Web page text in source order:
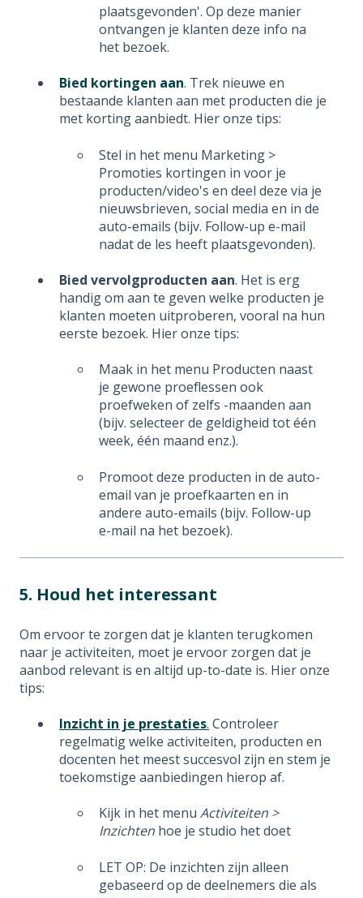
plaatsgevonden'. Op deze manier
ontvangen je klanten deze info na
het bezoek.
Bied kortingen aan. Trek nieuwe en
bestaande klanten aan met producten die je
met korting aanbiedt. Hier onze tips:
Stel in het menu Marketing >
Promoties kortingen in voor je
producten/video's en deel deze via je
nieuwsbrieven, social media en in de
auto-emails (bijv. Follow-up e-mail
nadat de les heeft plaatsgevonden).
Bied vervolgproducten aan. Het is erg
handig om aan te geven welke producten je
klanten moeten uitproberen, vooral na hun
eerste bezoek. Hier onze tips:
Maak in het menu Producten naast
je gewone proeflessen ook
proefweken of zelfs -maanden aan
(bijv. selecteer de geldigheid tot één
week, één maand enz.).
Promoot deze producten in de auto-
email van je proefkaarten en in
andere auto-emails (bijv. Follow-up
e-mail na het bezoek).
5. Houd het interessant
Om ervoor te zorgen dat je klanten terugkomen
naar je activiteiten, moet je ervoor zorgen dat je
aanbod relevant is en altijd up-to-date is. Hier onze
tips:
Inzicht in je prestaties. Controleer
regelmatig welke activiteiten, producten en
docenten het meest succesvol zijn en stem je
toekomstige aanbiedingen hierop af.
Kijk in het menu Activiteiten >
Inzichten hoe je studio het doet
LET OP: De inzichten zijn alleen
gebaseerd op de deelnemers die als